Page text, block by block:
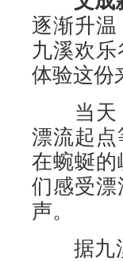
逐渐升
九溪欢
体验这份
当天，
漂流起
在蜿蜒
们感受
声。
据九溪